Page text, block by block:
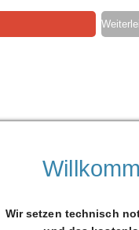
Wir setzen technisch